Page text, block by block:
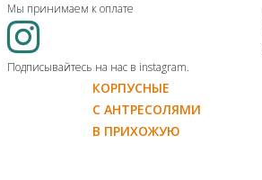
Мы принимаем к оплате
Подписывайтесь на нас в instagram.
КОРПУСНЫЕ
С АНТРЕСОЛЯМИ
В ПРИХОЖУЮ